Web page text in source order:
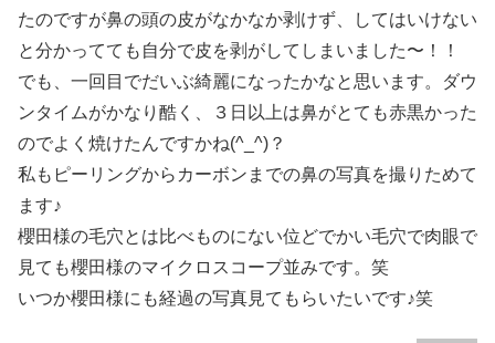
たのですが鼻の頭の皮がなかなか剥けず、してはいけない
と分かってても自分で皮を剥がしてしまいました〜！！
でも、一回目でだいぶ綺麗になったかなと思います。ダウ
ンタイムがかなり酷く、３日以上は鼻がとても赤黒かった
のでよく焼けたんですかね(^_^)？
私もピーリングからカーボンまでの鼻の写真を撮りためて
ます♪
櫻田様の毛穴とは比べものにない位どでかい毛穴で肉眼で
見ても櫻田様のマイクロスコープ並みです。笑
いつか櫻田様にも経過の写真見てもらいたいです♪笑